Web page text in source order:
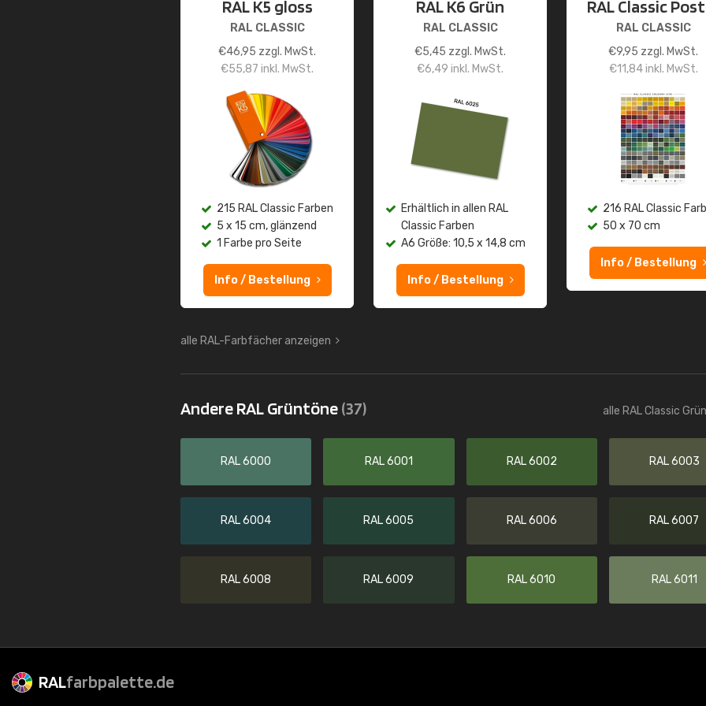
RAL K5 gloss
RAL CLASSIC
€46,95 zzgl. MwSt.
€55,87 inkl. MwSt.
215 RAL Classic Farben
5 x 15 cm, glänzend
1 Farbe pro Seite
Info / Bestellung
RAL K6 Grün
RAL CLASSIC
€5,45 zzgl. MwSt.
€6,49 inkl. MwSt.
Erhältlich in allen RAL
Classic Farben
A6 Größe: 10,5 x 14,8 cm
Info / Bestellung
RAL Classic
RAL CLASSIC
€9,95 zzgl. MwSt.
€11,84inkl. MwSt.
216 RAL Classic
50 x 70 cm
Info / Bestellung
alle RAL-Farbfächer anzeigen
Andere RAL Grüntöne(37) alle RAL Classic
RAL 6000 RAL 6001 RAL 6002 RAL 6003
RAL 6004 RAL 6005 RAL 6006 RAL 6007
RAL 6008 RAL 6009 RAL 6010 RAL 6011
RALfarbpalette.de